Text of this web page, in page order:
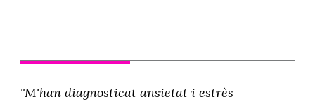
"M'han diagnosticat ansietat i estrès